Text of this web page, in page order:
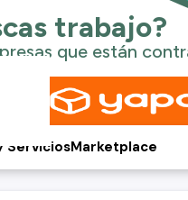
ServiciosMarketplace